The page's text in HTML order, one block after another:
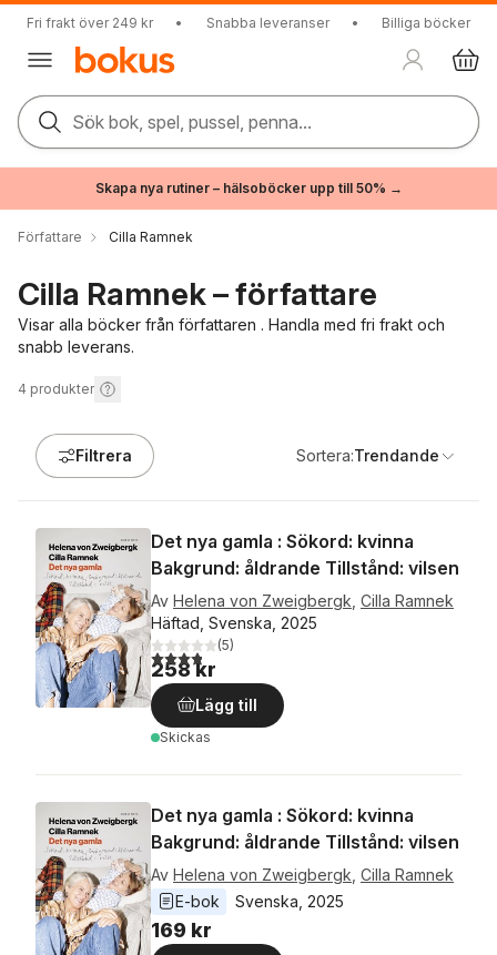
Fri frakt över 249 kr • Snabba leveranser • Billiga böcker
Sök bok, spel, pussel, penna...
Skapa nya rutiner – hälsoböcker upp till 50% →
Författare Cilla Ramnek
Cilla Ramnek – författare
Visar alla böcker från författaren . Handla med fri frakt och
snabb leverans.
4 produkter
Filtrera Sortera:Trendande
Det nya gamla : Sökord: kvinna
Bakgrund: åldrande Tillstånd: vilsen
Av Helena von Zweigbergk Cilla Ramnek
Häftad, Svenska, 2025
3,8utav 5 stjärnor. Totalt antal röster:
(5)
258 kr
Lägg till
Skickas
Det nya gamla : Sökord: kvinna
Bakgrund: åldrande Tillstånd: vilsen
Av Helena von Zweigbergk Cilla Ramnek
E-bok
Svenska 2025
169 kr